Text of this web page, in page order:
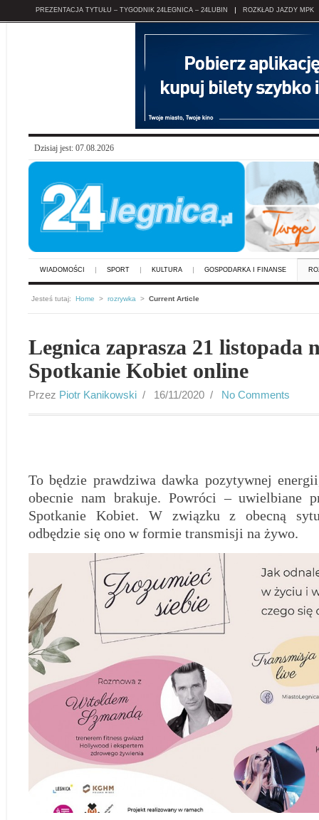
PREZENTACJA TYTUŁU – TYGODNIK 24LEGNICA – 24LUBIN ROZKŁAD JAZDY MPK
Dzisiaj jest: 07.08.2026
WIADOMOŚCI SPORT KULTURA GOSPODARKA I FINANSE
Jesteś tutaj: Home > rozrywka > Current Article
Legnica zaprasza 21 listopada
Spotkanie Kobiet online
Przez Piotr Kanikowski / 16/11/2020 / No Comments
To będzie prawdziwa dawka pozytywnej
obecnie nam brakuje. Powróci – uwielbiane
Spotkanie Kobiet. W związku z obecną
odbędzie się ono w formie transmisji na żywo.